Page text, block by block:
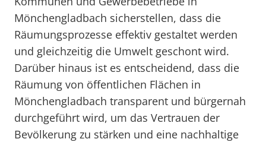
Mönchengladbach sicherstellen, dass die
Räumungsprozesse effektiv gestaltet werden
und gleichzeitig die Umwelt geschont wird.
Darüber hinaus ist es entscheidend, dass die
Räumung von öffentlichen Flächen in
Mönchengladbach transparent und bürgernah
durchgeführt wird, um das Vertrauen der
Bevölkerung zu stärken und eine nachhaltige